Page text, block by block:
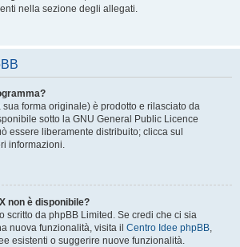
nella sezione degli allegati.
forma originale) è prodotto e rilasciato da
sotto la GNU General Public Licence
essere liberamente distribuito; clicca sul
informazioni.
non è disponibile?
scritto da phpBB Limited. Se credi che ci sia
nuova funzionalità, visita il Centro Idee phpBB,
esistenti o suggerire nuove funzionalità.